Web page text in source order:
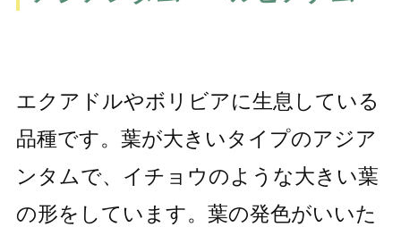
エクアドルやボリビアに生息している
品種です。葉が大きいタイプのアジア
ンタムで、イチョウのような大きい葉
の形をしています。葉の発色がいいた